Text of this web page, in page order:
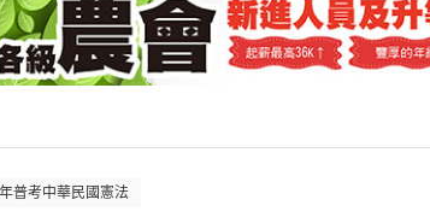
普考中華民國憲法